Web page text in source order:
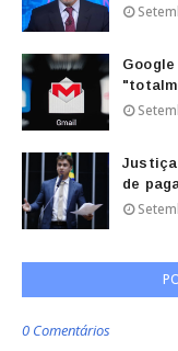
de
0 Comentários